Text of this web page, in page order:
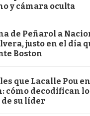
y cámara oculta
de Peñarol a
justo en el día
Boston
que Lacalle Pou
cómo decodifican
su líder